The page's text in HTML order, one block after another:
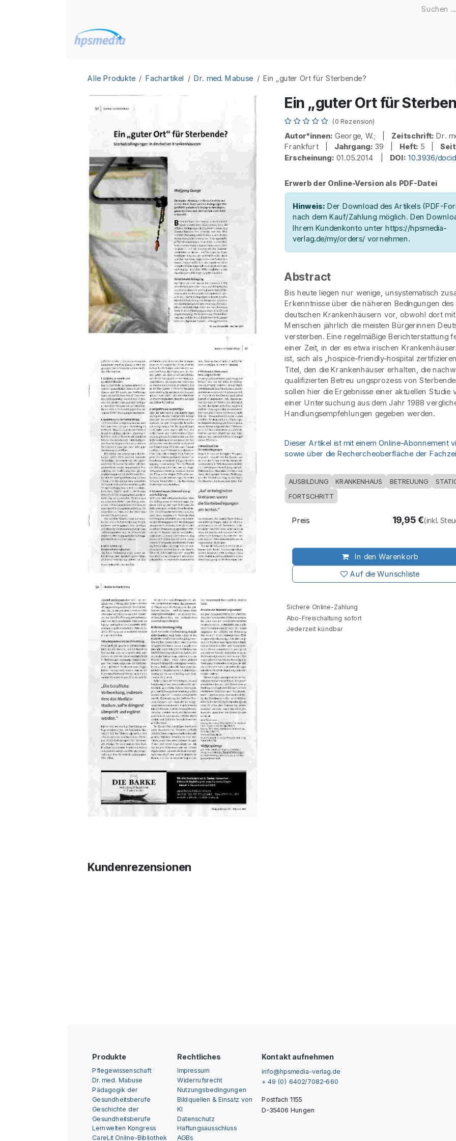
Alle Produkte Fachartikel Dr. med. Mabuse Ein „guter Ort für Sterbende?
Ein „guter Ort für
(0 Rezension)
Autor*innen: George, W.; | Zeitschrift: Dr.
Frankfurt | Jahrgang: 39 | Heft: 5 |
Erscheinung: 01.05.2014 | DOI: 10.3936/
Erwerb der Online-Version als PDF-Datei
Hinweis: Der Download des Artikels (PDF-
nach dem Kauf/Zahlung möglich. Den
Ihrem Kundenkonto unter https://hpsmedia-
verlag.de/my/orders/ vornehmen.
Abstract
Bis heute liegen nur wenige, unsystematisch
Erkenntnisse über die näheren Bedingungen des
deutschen Krankenhäusern vor, obwohl dort
Menschen jährlich die meisten Bürgerinnen
versterben. Eine regelmäßige Berichterstattung
einer Zeit, in der es etwa irischen
ist, sich als „hospice-friendly-hospital
Titel, den die Krankenhäuser erhalten, die
qualifizierten Betreu ungsprozess von
sollen hier die Ergebnisse einer aktuellen Studie
einer Untersuchung aus dem Jahr 1988
Handlungsempfehlungen gegeben werden.
Dieser Artikel ist mit einem Online-Abonnement
sowie über die Rechercheoberfläche der
AUSBILDUNG KRANKENHAUS BETREUUNG
FORTSCHRITT
In den Warenkorb
Auf die Wunschliste
Preis 19,95€(inkl.
Sichere Online-Zahlung
Abo-Freischaltung sofort
Jederzeit kündbar
Kundenrezensionen
Produkte
Pflegewissenschaft
Dr. med. Mabuse
Pädagogik der
Gesundheitsberufe
Geschichte der
Gesundheitsberufe
Lernwelten Kongress
CareLit Online-Bibliothek
Rechtliches
Impressum
Widerrufsrecht
Nutzungsbedingungen
Bildquellen & Einsatz von
KI
Datenschutz
Haftungsausschluss
AGBs
Kontakt aufnehmen
info@hpsmedia-verlag.de
+ 49 (0) 6402/7082-660
Postfach 1155
D-35406 Hungen